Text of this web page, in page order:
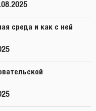
среда и как с ней